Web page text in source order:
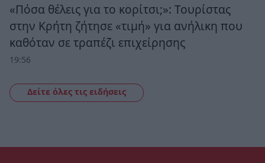
«Πόσα θέλεις για το κορίτσι;»: Τουρίστας
στην Κρήτη ζήτησε «τιμή» για ανήλικη που
καθόταν σε τραπέζι επιχείρησης
19:56
Δείτε όλες τις ειδήσεις